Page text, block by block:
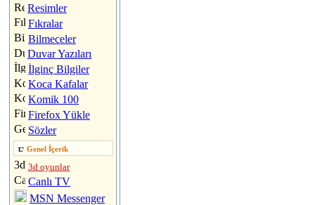
Resimler
Fıkralar
Bilmeceler
Duvar Yazıları
İlginç Bilgiler
Koca Kafalar
Komik 100
Firefox Yükle
Sözler
Genel İçerik
3d oyunlar
Canlı TV
MSN Messenger